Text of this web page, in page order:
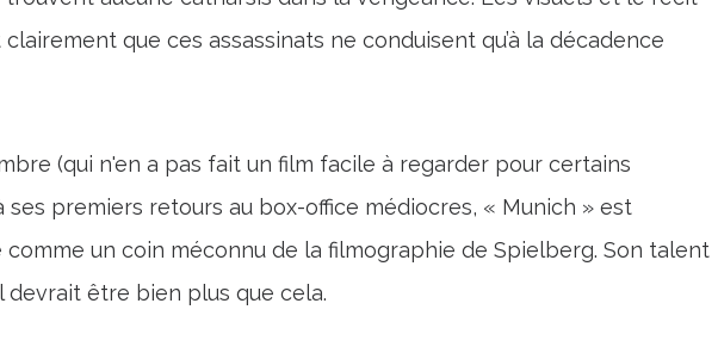
que ces assassinats ne conduisent qu’à la décadence
(qui n'en a pas fait un film facile à regarder pour certains
premiers retours au box-office médiocres, « Munich » est
comme un coin méconnu de la filmographie de Spielberg. Son talent
devrait être bien plus que cela.